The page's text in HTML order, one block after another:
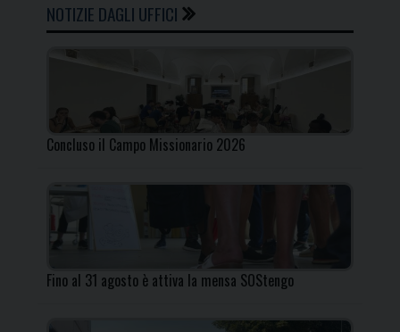
NOTIZIE DAGLI UFFICI
Concluso il Campo Missionario 2026
Fino al 31 agosto è attiva la mensa SOStengo